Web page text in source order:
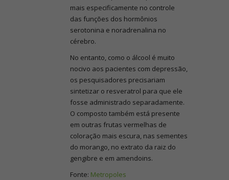
mais especificamente no controle
das funções dos hormônios
serotonina e noradrenalina no
cérebro.
No entanto, como o álcool é muito
nocivo aos pacientes com depressão,
os pesquisadores precisariam
sintetizar o resveratrol para que ele
fosse administrado separadamente.
O composto também está presente
em outras frutas vermelhas de
coloração mais escura, nas sementes
do morango, no extrato da raiz do
gengibre e em amendoins.
Fonte: Metropoles